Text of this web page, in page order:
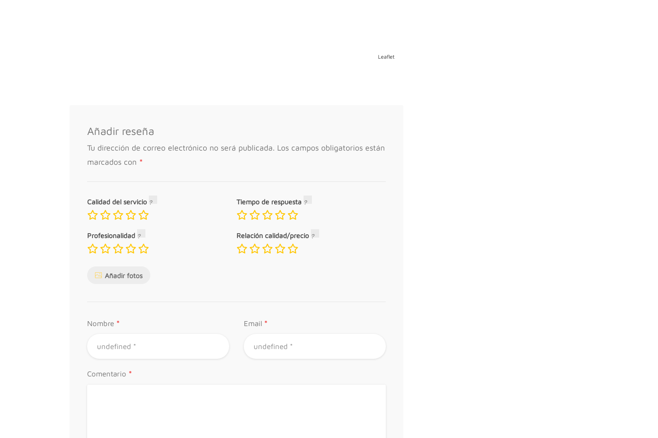
Leaflet
Añadir reseña
Tu dirección de correo electrónico no será publicada. Los campos obligatorios están
marcados con *
Calidad del servicio Tiempo de respuesta
Profesionalidad Relación calidad/precio
Añadir fotos
Nombre * Email *
Comentario *